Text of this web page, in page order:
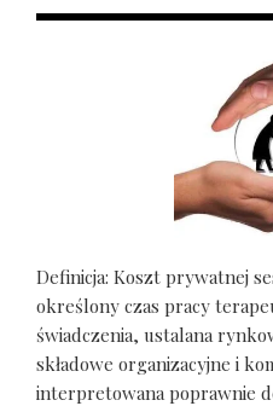
Definicja: Koszt prywatnej
określony czas pracy
świadczenia, ustalana
składowe organizacyjne i
interpretowana poprawnie